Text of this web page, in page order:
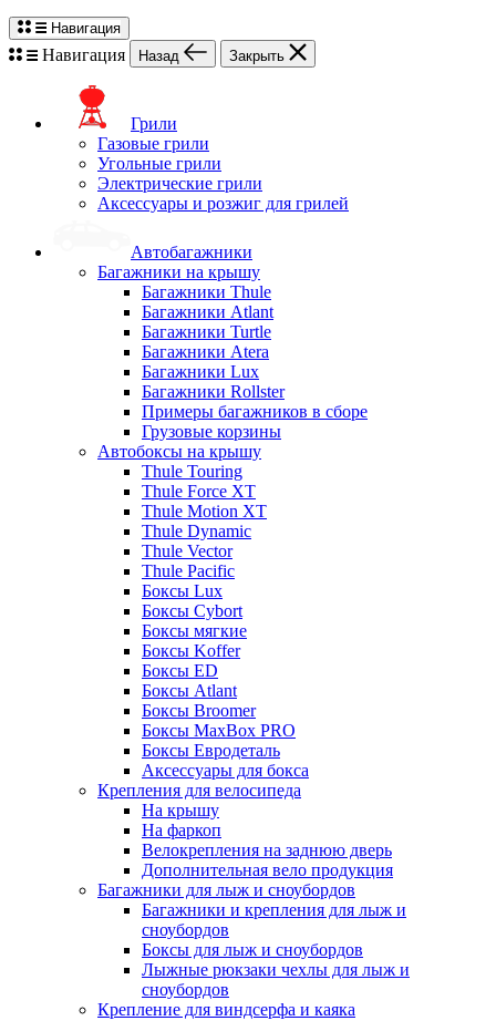
Навигация
Навигация Назад Закрыть
Грили
Газовые грили
Угольные грили
Электрические грили
Аксессуары и розжиг для грилей
Автобагажники
Багажники на крышу
Багажники Thule
Багажники Atlant
Багажники Turtle
Багажники Atera
Багажники Lux
Багажники Rollster
Примеры багажников в сборе
Грузовые корзины
Автобоксы на крышу
Thule Touring
Thule Force XT
Thule Motion XT
Thule Dynamic
Thule Vector
Thule Pacific
Боксы Lux
Боксы Cybort
Боксы мягкие
Боксы Koffer
Боксы ED
Боксы Atlant
Боксы Broomer
Боксы MaxBox PRO
Боксы Евродеталь
Аксессуары для бокса
Крепления для велосипеда
На крышу
На фаркоп
Велокрепления на заднюю дверь
Дополнительная вело продукция
Багажники для лыж и сноубордов
Багажники и крепления для лыж и
сноубордов
Боксы для лыж и сноубордов
Лыжные рюкзаки чехлы для лыж и
сноубордов
Крепление для виндсерфа и каяка